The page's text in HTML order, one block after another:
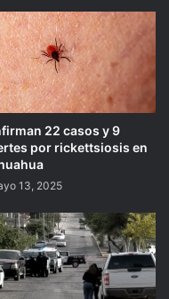
22 casos y 9
por rickettsiosis en
13, 2025